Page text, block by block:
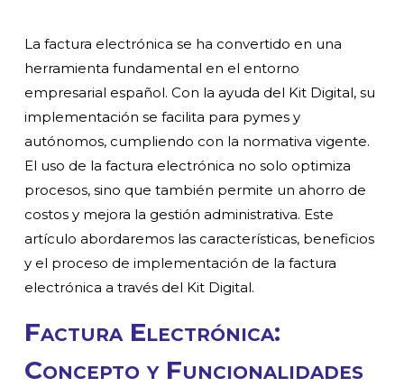
La factura electrónica se ha convertido en una
herramienta fundamental en el entorno
empresarial español. Con la ayuda del Kit Digital, su
implementación se facilita para pymes y
autónomos, cumpliendo con la normativa vigente.
El uso de la factura electrónica no solo optimiza
procesos, sino que también permite un ahorro de
costos y mejora la gestión administrativa. Este
artículo abordaremos las características, beneficios
y el proceso de implementación de la factura
electrónica a través del Kit Digital.
Factura Electrónica:
Concepto y Funcionalidades